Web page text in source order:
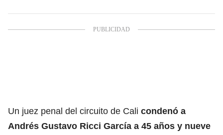
Un juez penal del circuito de Cali condenó a
Andrés Gustavo Ricci García a 45 años y nueve